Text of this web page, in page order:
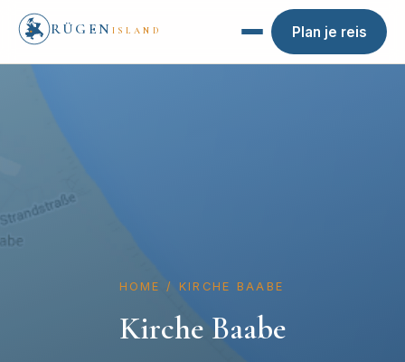
RÜGEN ISLAND Plan je reis
HOME / KIRCHE BAABE
Kirche Baabe